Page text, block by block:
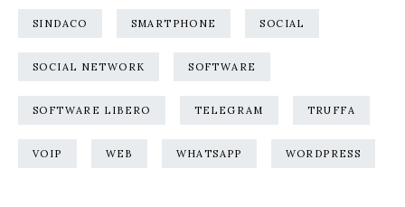
SINDACO SMARTPHONE SOCIAL
SOCIAL NETWORK SOFTWARE
SOFTWARE LIBERO TELEGRAM TRUFFA
VOIP WEB WHATSAPP WORDPRESS